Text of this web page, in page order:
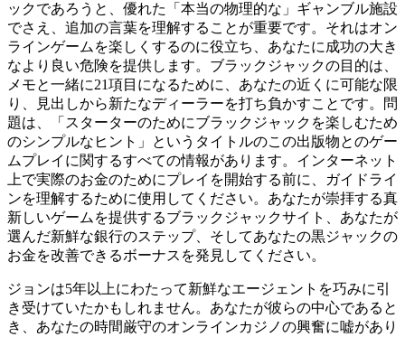
ックであろうと、優れた「本当の物理的な」ギャンブル施設
でさえ、追加の言葉を理解することが重要です。それはオン
ラインゲームを楽しくするのに役立ち、あなたに成功の大き
なより良い危険を提供します。ブラックジャックの目的は、
メモと一緒に21項目になるために、あなたの近くに可能な限
り、見出しから新たなディーラーを打ち負かすことです。問
題は、「スターターのためにブラックジャックを楽しむため
のシンプルなヒント」というタイトルのこの出版物とのゲー
ムプレイに関するすべての情報があります。インターネット
上で実際のお金のためにプレイを開始する前に、ガイドライ
ンを理解するために使用してください。あなたが崇拝する真
新しいゲームを提供するブラックジャックサイト、あなたが
選んだ新鮮な銀行のステップ、そしてあなたの黒ジャックの
お金を改善できるボーナスを発見してください。
ジョンは5年以上にわたって新鮮なエージェントを巧みに引
き受けていたかもしれません。あなたが彼らの中心であると
き、あなたの時間厳守のオンラインカジノの興奮に嘘があり